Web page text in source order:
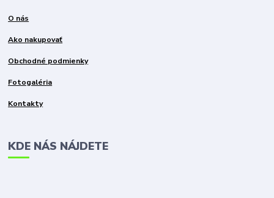
O nás
Ako nakupovať
Obchodné podmienky
Fotogaléria
Kontakty
KDE NÁS NÁJDETE